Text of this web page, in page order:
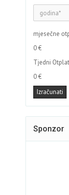
mjesečne
0 €
Tjedni
0 €
Sponzor